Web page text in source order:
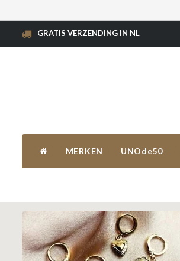
GRATIS VERZENDING IN NL
MERKEN UNOde50